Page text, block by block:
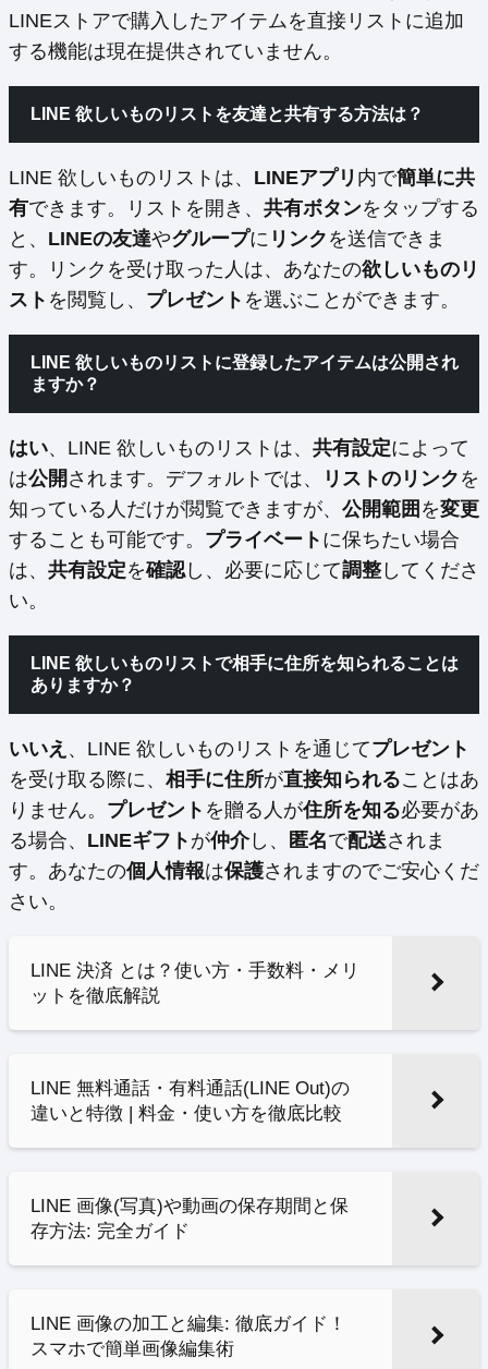
LINEストアで購入したアイテムを直接リストに追加
する機能は現在提供されていません。
LINE 欲しいものリストを友達と共有する方法は？
LINE 欲しいものリストは、 LINEアプリ 内で簡単に共
有できます。リストを開き、 共有ボタンをタップする
と、 LINEの友達やグループに リンク を送信できま
す。リンクを受け取った人は、あなたの欲しいものリ
スト を閲覧し、 プレゼント を選ぶことができます。
LINE 欲しいものリストに登録したアイテムは公開され
ますか？
はい、LINE 欲しいものリストは、 共有設定によって
は公開 されます。デフォルトでは、 リストのリンク を
知っている人だけが閲覧できますが、 公開範囲 を変更
することも可能です。 プライベート に保ちたい場合
は、 共有設定を確認し、必要に応じて調整 してくださ
い。
LINE 欲しいものリストで相手に住所を知られることは
ありますか？
いいえ 、LINE 欲しいものリストを通じてプレゼント
を受け取る際に、 相手に住所が直接知られることはあ
りません。 プレゼント を贈る人が住所を知る必要があ
る場合、 LINEギフト が仲介し、 匿名で配送されま
す。あなたの個人情報は保護されますのでご安心くだ
さい。
LINE 決済 とは？使い方・手数料・メリ
ットを徹底解説
LINE 無料通話・有料通話(LINE Out)の
違いと特徴 | 料金・使い方を徹底比較
LINE 画像(写真)や動画の保存期間と保
存方法: 完全ガイド
LINE 画像の加工と編集: 徹底ガイド！
スマホで簡単画像編集術